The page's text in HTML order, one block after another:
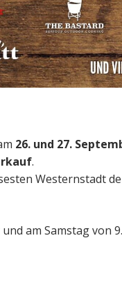
26. und 27.
.
Westernstadt
am Samstag von